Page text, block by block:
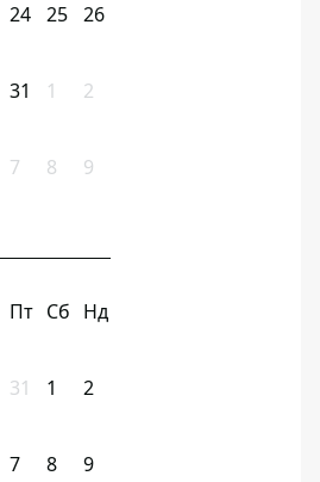
24 25 26
31 1 2
7 8 9
Пт Сб Нд
31 1 2
7 8 9